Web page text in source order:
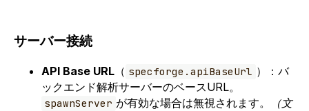
サーバー接続
API Base URL （ specforge.apiBaseUrl ）：バ
ックエンド解析サーバーのベースURL。
spawnServer が有効な場合は無視されます。
（文